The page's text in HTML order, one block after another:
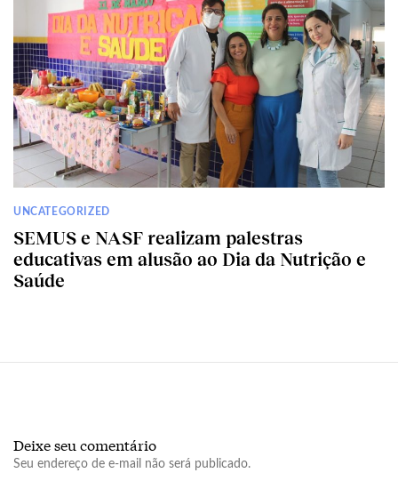
UNCATEGORIZED
SEMUS e NASF realizam palestras
educativas em alusão ao Dia da Nutrição e
Saúde
Deixe seu comentário
Seu endereço de e-mail não será publicado.